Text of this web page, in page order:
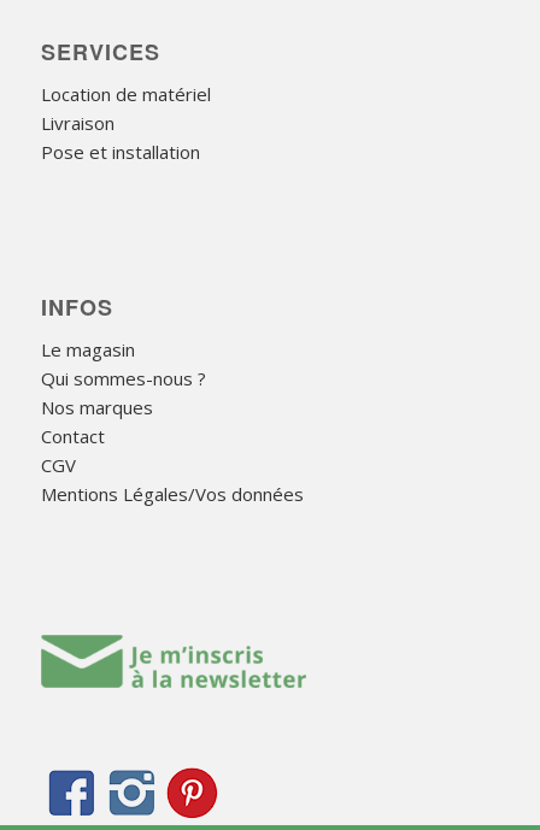
SERVICES
Location de matériel
Livraison
Pose et installation
INFOS
Le magasin
Qui sommes-nous ?
Nos marques
Contact
CGV
Mentions Légales/Vos données